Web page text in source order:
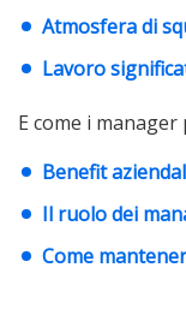
Atmosfera di
Lavoro
E come i
Benefit
Il ruolo dei
Come